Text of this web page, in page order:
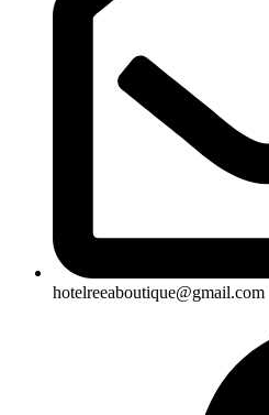
hotelreeaboutique@gmail.com